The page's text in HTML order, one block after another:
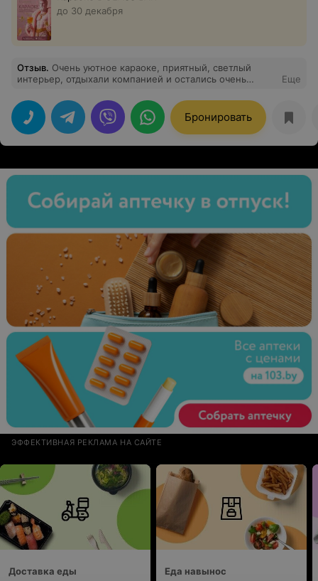
до 30 декабря
Отзыв. Очень уютное караоке, приятный, светлый
интерьер, отдыхали компанией и остались очень
хороший кальян. Напитки просто на высоте!!
Персоналу отдельное спасибо за душевный прием
Еще
Бронировать
ЭФФЕКТИВНАЯ РЕКЛАМА НА САЙТЕ
Доставка еды Еда навынос